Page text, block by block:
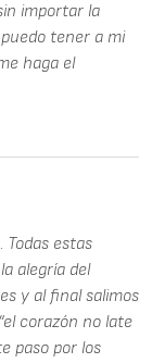
importar la
tener a mi
haga el
estas
alegría del
y al final salimos
corazón no late
paso por los